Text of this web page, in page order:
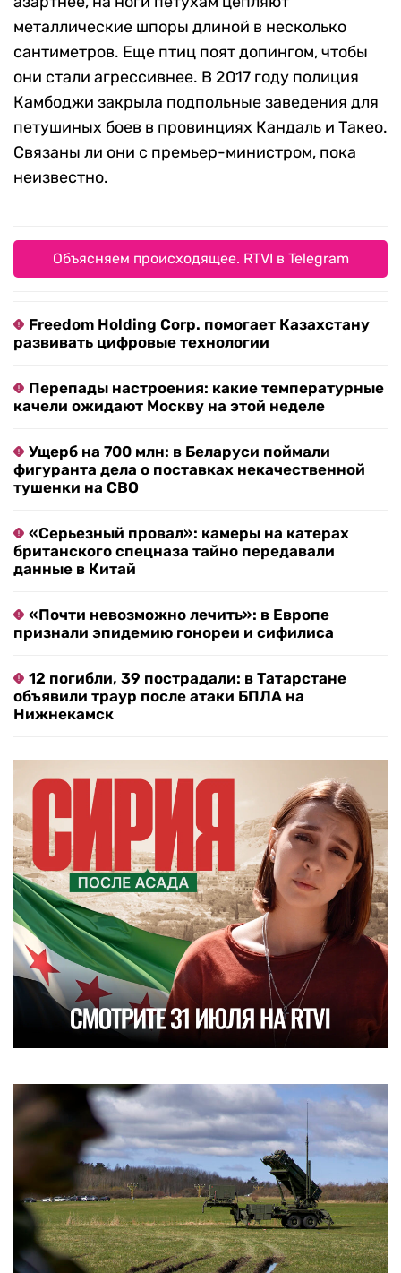
металлические шпоры длиной в несколько
сантиметров. Еще птиц поят допингом, чтобы
они стали агрессивнее. В 2017 году полиция
Камбоджи закрыла подпольные заведения для
петушиных боев в провинциях Кандаль и Такео.
Связаны ли они с премьер-министром, пока
неизвестно.
Объясняем происходящее. RTVI в Telegram
Freedom Holding Corp. помогает Казахстану
развивать цифровые технологии
Перепады настроения: какие температурные
качели ожидают Москву на этой неделе
Ущерб на 700 млн: в Беларуси поймали
фигуранта дела о поставках некачественной
тушенки на СВО
«Серьезный провал»: камеры на катерах
британского спецназа тайно передавали
данные в Китай
«Почти невозможно лечить»: в Европе
признали эпидемию гонореи и сифилиса
12 погибли, 39 пострадали: в Татарстане
объявили траур после атаки БПЛА на
Нижнекамск